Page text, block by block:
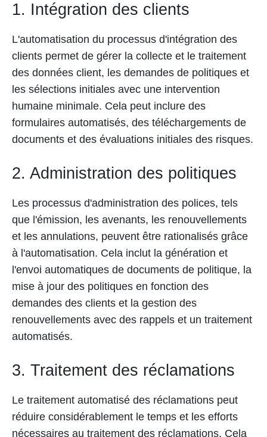
1. Intégration des clients
L'automatisation du processus d'intégration des
clients permet de gérer la collecte et le traitement
des données client, les demandes de politiques et
les sélections initiales avec une intervention
humaine minimale. Cela peut inclure des
formulaires automatisés, des téléchargements de
documents et des évaluations initiales des risques.
2. Administration des politiques
Les processus d'administration des polices, tels
que l'émission, les avenants, les renouvellements
et les annulations, peuvent être rationalisés grâce
à l'automatisation. Cela inclut la génération et
l'envoi automatiques de documents de politique, la
mise à jour des politiques en fonction des
demandes des clients et la gestion des
renouvellements avec des rappels et un traitement
automatisés.
3. Traitement des réclamations
Le traitement automatisé des réclamations peut
réduire considérablement le temps et les efforts
nécessaires au traitement des réclamations. Cela